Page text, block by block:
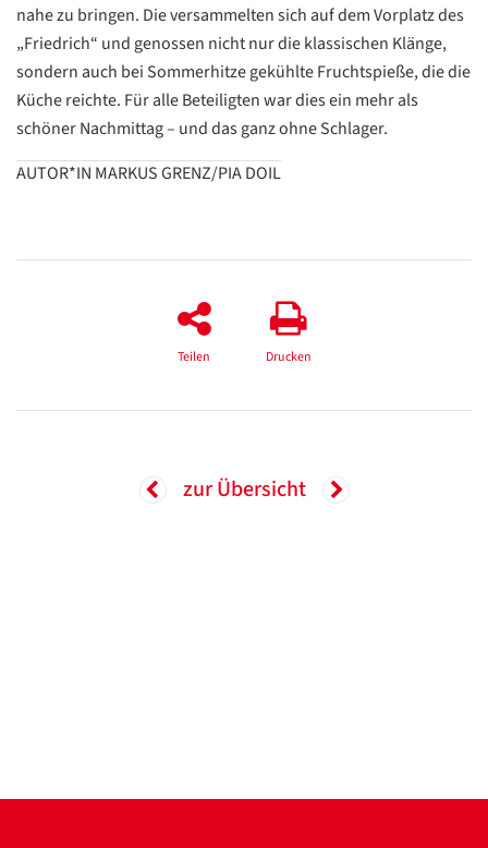
nahe zu bringen. Die versammelten sich auf dem Vorplatz des
„Friedrich“ und genossen nicht nur die klassischen Klänge,
sondern auch bei Sommerhitze gekühlte Fruchtspieße, die die
Küche reichte. Für alle Beteiligten war dies ein mehr als
schöner Nachmittag – und das ganz ohne Schlager.
AUTOR*IN MARKUS GRENZ/PIA DOIL
Teilen Drucken
zur Übersicht
Datenschutzerklärung
Datenschutzerklärung
Google
Datenschutzerklärung
Übersetzen